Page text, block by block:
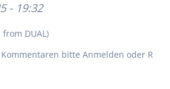
- 19:32
DUAL)
bitte Anmelden oder R